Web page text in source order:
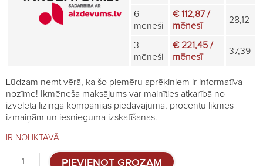
6
mēneši
€ 112,87 /
mēnesī
28,12
3
mēneši
€ 221,45 /
mēnesī
37,39
Lūdzam ņemt vērā, ka šo piemēru aprēķiniem ir informatīva
nozīme! Ikmēneša maksājums var mainīties atkarībā no
izvēlētā līzinga kompānijas piedāvājuma, procentu likmes
izmaiņām un iesnieguma izskatīšanas.
IR NOLIKTAVĀ
Brinsea
PIEVIENOT GROZAM